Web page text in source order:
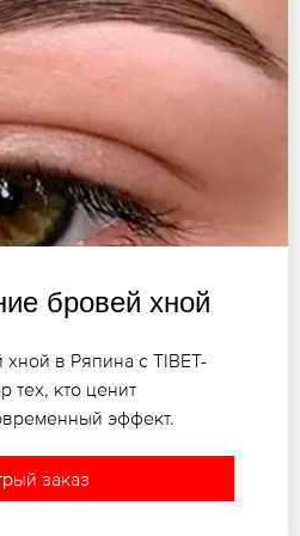
бровей хной
в Ряпина с TIBET-
тех, кто ценит
эффект.
заказ